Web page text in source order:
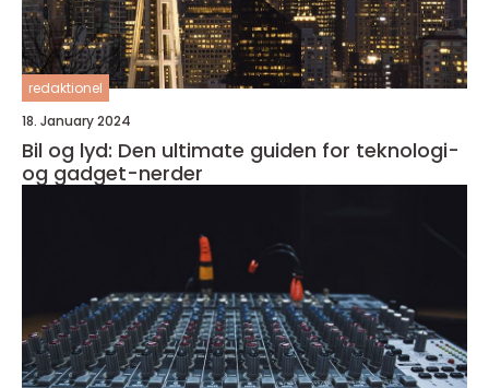
redaktionel
18. January 2024
Bil og lyd: Den ultimate guiden for teknologi-
og gadget-nerder